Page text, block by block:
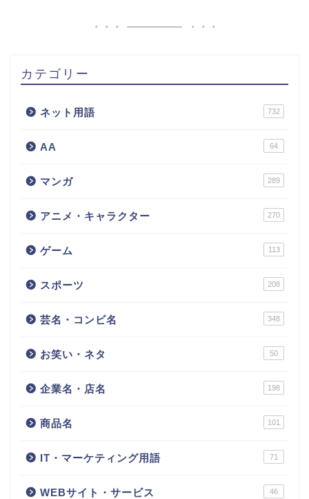
カテゴリー
ネット用語 732
AA 64
マンガ 289
アニメ・キャラクター 270
ゲーム 113
スポーツ 208
芸名・コンビ名 348
お笑い・ネタ 50
企業名・店名 198
商品名 101
IT・マーケティング用語 71
WEBサイト・サービス 46